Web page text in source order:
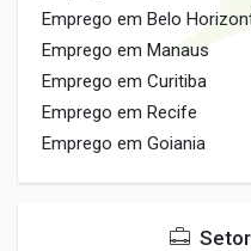
Emprego em Belo
Emprego em Manaus
Emprego em Curitiba
Emprego em Recife
Emprego em Goiania